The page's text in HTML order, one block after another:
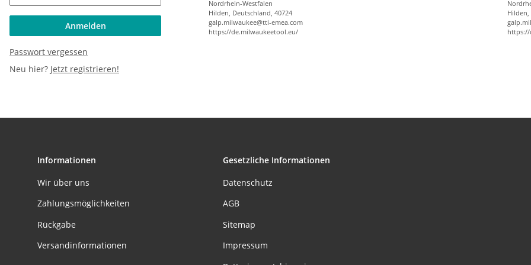
Nordrhein-Westfalen
Hilden, Deutschland, 40724
galp.milwaukee@tti-emea.com
https://de.milwaukeetool.eu/
Hilden,
Anmelden
Passwort vergessen
Neu hier? Jetzt registrieren!
Informationen
Wir über uns
Zahlungsmöglichkeiten
Rückgabe
Versandinformationen
Gesetzliche Informationen
Datenschutz
AGB
Sitemap
Impressum